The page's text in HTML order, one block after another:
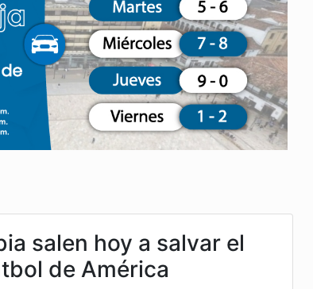
salen hoy a salvar el
de América